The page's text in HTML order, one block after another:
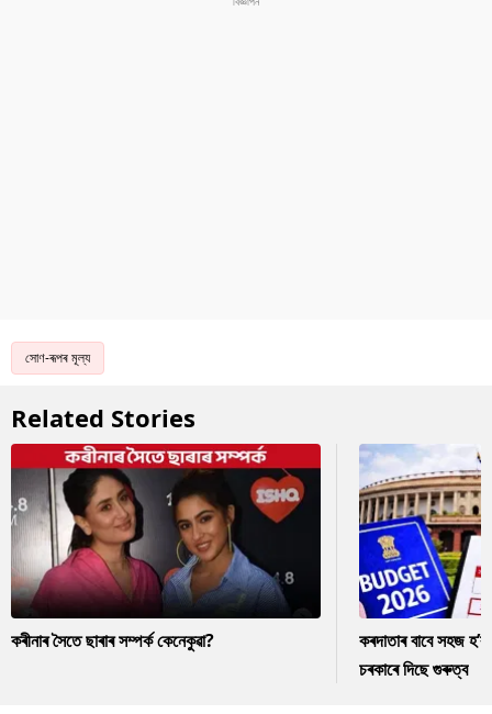
সোণ-ৰূপৰ মূল্য
Related Stories
কৰীনাৰ সৈতে ছাৰাৰ সম্পৰ্ক কেনেকুৱা?
কৰদাতাৰ বাবে সহজ
চৰকাৰে দিছে গুৰুত্ব